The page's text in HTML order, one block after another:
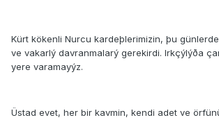
Kürt kökenli Nurcu kardeþlerimizin, þu
ve vakarlý davranmalarý gerekirdi. Irkçýlýða
yere varamayýz.
Üstad evet, her bir kavmin, kendi adet ve